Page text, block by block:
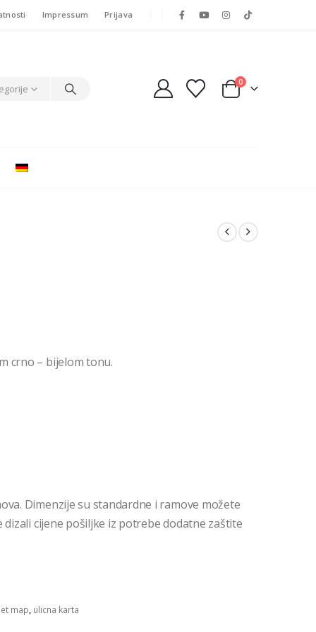
Impressum Prijava
0
crno – bijelom tonu.
Dimenzije su standardne i ramove možete
cijene pošiljke iz potrebe dodatne zaštite
map, ulicna karta